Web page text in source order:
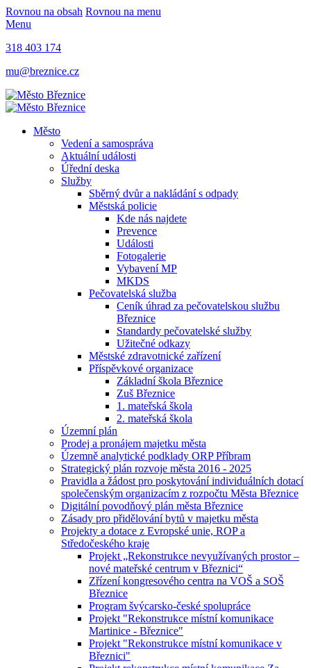
Rovnou na obsah Rovnou na menu
Menu
318 403 174
mu@breznice.cz
Město
Vedení a samospráva
Aktuální události
Úřední deska
Služby
Sběrný dvůr a nakládání s odpady
Městská policie
Kde nás najdete
Prevence
Události
Fotogalerie
Vybavení MP
MKDS
Pečovatelská služba
Ceník úhrad za pečovatelskou službu
Březnice
Standardy pečovatelské služby
Užitečné odkazy
Městské zdravotnické zařízení
Příspěvkové organizace
Základní škola Březnice
Zuš Březnice
1. mateřská škola
2. mateřská škola
Územní plán
Prodej a pronájem majetku města
Územně analytické podklady ORP Příbram
Strategický plán rozvoje města 2016 - 2025
Pravidla a žádost pro poskytování individuálních dotací
společenským organizacím z rozpočtu Města Březnice
Digitální povodňový plán města Březnice
Zásady pro přidělování bytů v majetku města
Projekty a dotace z Evropské unie, ROP a
Středočeského kraje
Projekt „Rekonstrukce nevyužívaných prostor –
nové mateřské centrum v Březnici“
Zřízení kongresového centra na VOŠ a SOŠ
Březnice
Program švýcarsko-české spolupráce
Projekt "Rekonstrukce místní komunikace
Martinice - Březnice"
Projekt "Rekonstrukce místní komunikace v
Březnici"